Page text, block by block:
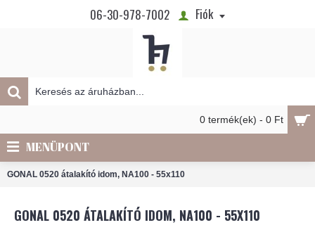
06-30-978-7002 Fiók
0 termék(ek) - 0 Ft
MENÜPONT
GONAL 0520 átalakító idom, NA100 - 55x110
GONAL 0520 ÁTALAKÍTÓ IDOM, NA100 - 55X110